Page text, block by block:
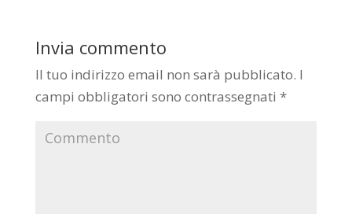
Invia commento
Il tuo indirizzo email non sarà pubblicato. I
campi obbligatori sono contrassegnati *